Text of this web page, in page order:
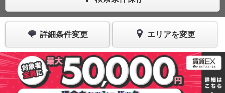
詳細条件変更 エリアを変更